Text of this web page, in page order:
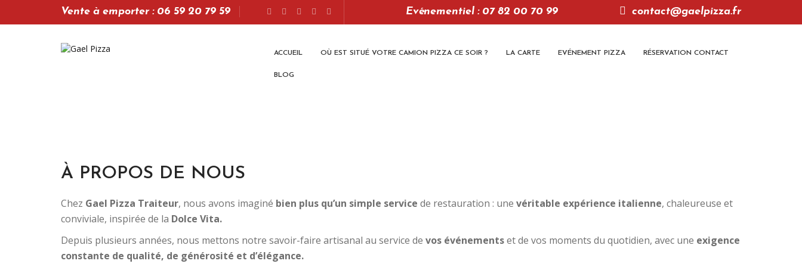
Vente à emporter : 06 59 20 79 59 Evénementiel : 07 82 00 70 99 contact@gaelpizza.fr
ACCUEIL OÙ EST SITUÉ VOTRE CAMION PIZZA CE SOIR ? LA CARTE EVÉNEMENT PIZZA RÉSERVATION CONTACT
BLOG
À PROPOS DE NOUS
Chez Gael Pizza Traiteur, nous avons imaginé bien plus qu’un simple service de restauration : une véritable expérience italienne, chaleureuse et
conviviale, inspirée de la Dolce Vita.
Depuis plusieurs années, nous mettons notre savoir-faire artisanal au service de vos événementset de vos moments du quotidien, avec une exigence
constante de qualité, de générosité et d’élégance.